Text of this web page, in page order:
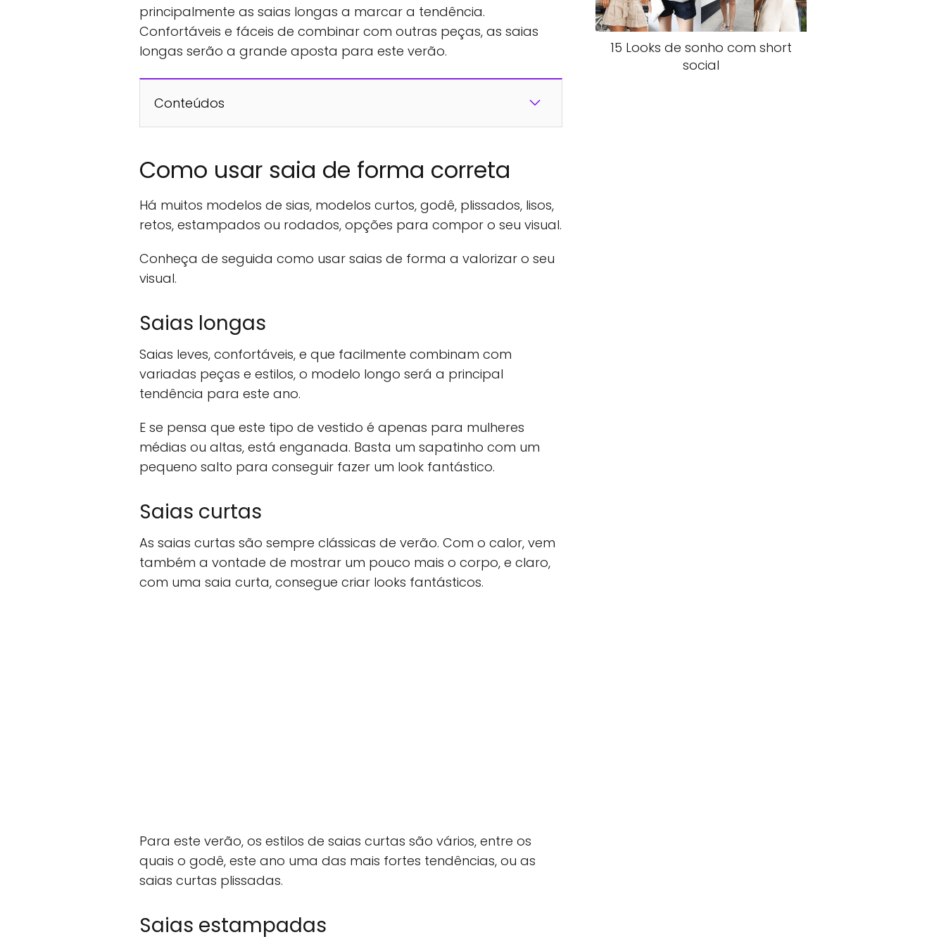
principalmente as saias longas a marcar a tendência.
Confortáveis e fáceis de combinar com outras peças, as saias
longas serão a grande aposta para este verão.
Conteúdos
Como usar saia de forma correta
Há muitos modelos de sias, modelos curtos, godê, plissados, lisos,
retos, estampados ou rodados, opções para compor o seu visual.
Conheça de seguida como usar saias de forma a valorizar o seu
visual.
Saias longas
Saias leves, confortáveis, e que facilmente combinam com
variadas peças e estilos, o modelo longo será a principal
tendência para este ano.
E se pensa que este tipo de vestido é apenas para mulheres
médias ou altas, está enganada. Basta um sapatinho com um
pequeno salto para conseguir fazer um look fantástico.
Saias curtas
As saias curtas são sempre clássicas de verão. Com o calor, vem
também a vontade de mostrar um pouco mais o corpo, e claro,
com uma saia curta, consegue criar looks fantásticos.
Para este verão, os estilos de saias curtas são vários, entre os
quais o godê, este ano uma das mais fortes tendências, ou as
saias curtas plissadas.
Saias estampadas
15 Looks de sonho com short
social